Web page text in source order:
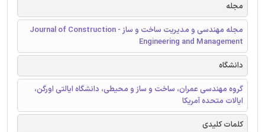
مجله
مجله مهندسی و مدیریت ساخت و ساز - Journal of Construction
Engineering and Management
دانشگاه
گروه مهندسی عمران، ساخت و ساز و محیطی، دانشگاه ایالتی اورگن،
ایالات متحده آمریکا
کلمات کلیدی